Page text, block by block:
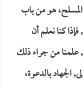
هو من باب
كنا نعلم أن
علمنا من جراء ذلك
الجهاد بالدعوة،